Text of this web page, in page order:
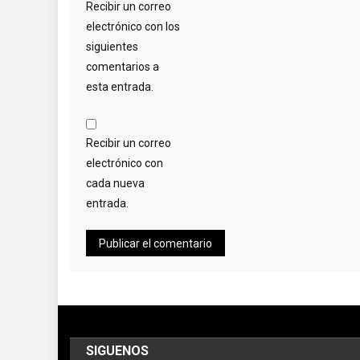
Recibir un correo
electrónico con los
siguientes
comentarios a
esta entrada.
Recibir un correo
electrónico con
cada nueva
entrada.
SIGUENOS